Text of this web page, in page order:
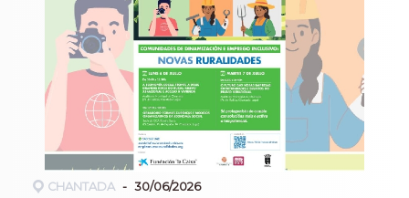
CHANTADA 30/06/2026